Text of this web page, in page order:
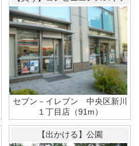
セブン－イレブン 中央区新川
１丁目店（91m）
【出かける】公園